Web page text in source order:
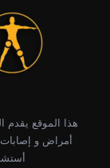
هذا الموقع يقدم
أمراض و